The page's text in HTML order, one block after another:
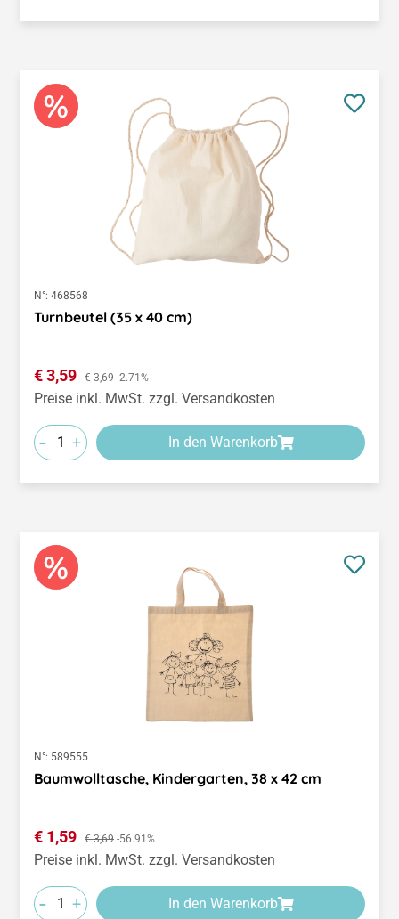
N°: 468568
Turnbeutel (35 x 40 cm)
Verkaufspreis:
€ 3,59 Regulärer Preis:
€ 3,69 -2.71%
Preise inkl. MwSt. zzgl. Versandkosten
- + In den Warenkorb
N°: 589555
Baumwolltasche, Kindergarten, 38 x 42 cm
Verkaufspreis:
€ 1,59 Regulärer Preis:
€ 3,69 -56.91%
Preise inkl. MwSt. zzgl. Versandkosten
- + In den Warenkorb